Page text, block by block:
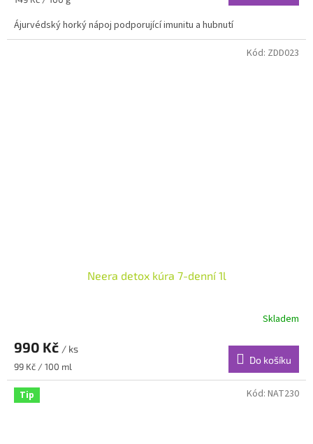
Ájurvédský horký nápoj podporující imunitu a hubnutí
Neera detox kúra 7-denní 1l
Skladem
990 Kč / ks
Měrná
cena:
99 Kč / 100 ml
Do košíku
Kód: ZDD023
Tip Kód: NAT230